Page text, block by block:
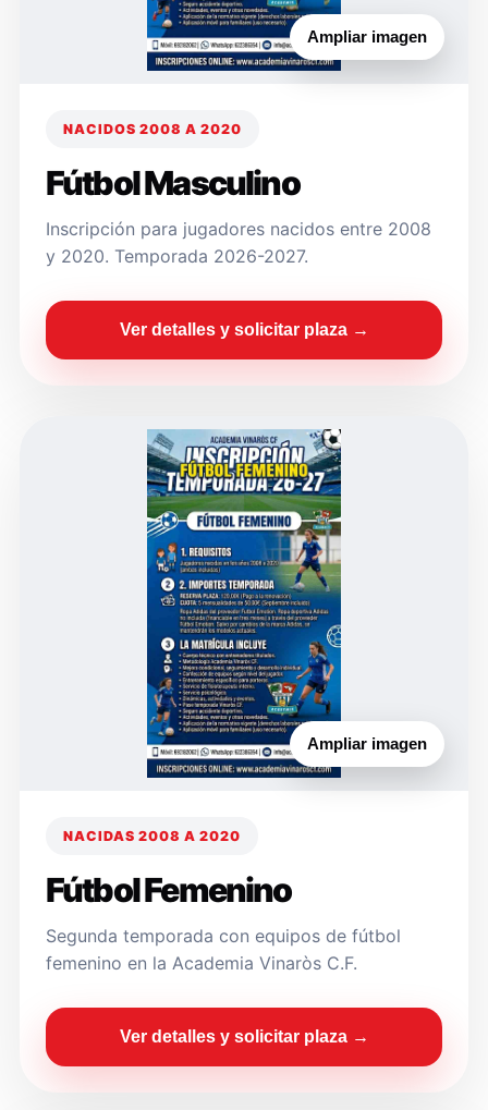
Ampliar imagen
NACIDOS 2008 A 2020
Fútbol Masculino
Inscripción para jugadores nacidos entre 2008
y 2020. Temporada 2026-2027.
Ver detalles y solicitar plaza →
Ampliar imagen
NACIDAS 2008 A 2020
Fútbol Femenino
Segunda temporada con equipos de fútbol
femenino en la Academia Vinaròs C.F.
Ver detalles y solicitar plaza →